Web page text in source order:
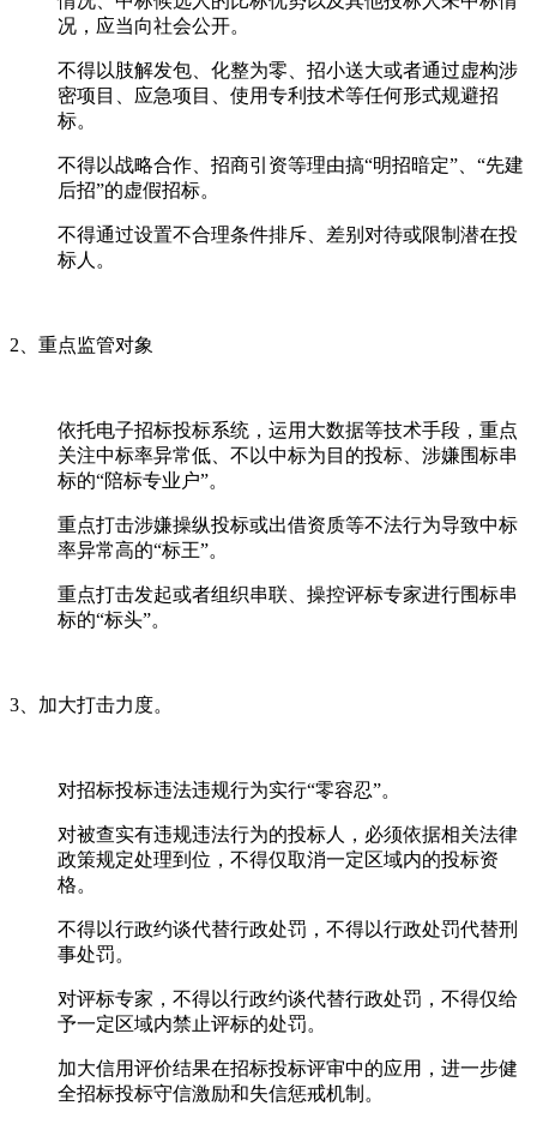
况，应当向社会公开。
不得以肢解发包、化整为零、招小送大或者通过虚构涉
密项目、应急项目、使用专利技术等任何形式规避招
标。
不得以战略合作、招商引资等理由搞“明招暗定”、“先建
后招”的虚假招标。
不得通过设置不合理条件排斥、差别对待或限制潜在投
标人。
2、重点监管对象
依托电子招标投标系统，运用大数据等技术手段，重点
关注中标率异常低、不以中标为目的投标、涉嫌围标串
标的“陪标专业户”。
重点打击涉嫌操纵投标或出借资质等不法行为导致中标
率异常高的“标王”。
重点打击发起或者组织串联、操控评标专家进行围标串
标的“标头”。
3、加大打击力度。
对招标投标违法违规行为实行“零容忍”。
对被查实有违规违法行为的投标人，必须依据相关法律
政策规定处理到位，不得仅取消一定区域内的投标资
格。
不得以行政约谈代替行政处罚，不得以行政处罚代替刑
事处罚。
对评标专家，不得以行政约谈代替行政处罚，不得仅给
予一定区域内禁止评标的处罚。
加大信用评价结果在招标投标评审中的应用，进一步健
全招标投标守信激励和失信惩戒机制。